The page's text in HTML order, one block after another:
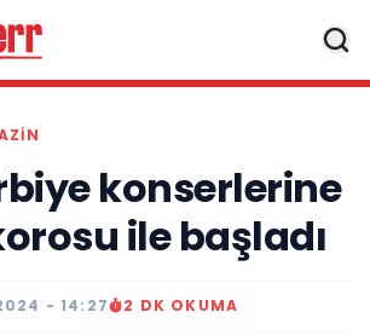
konserlerine
ile başladı
- 14:27 2 DK OKUMA